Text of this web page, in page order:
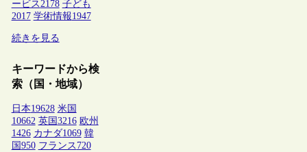
ービス 2178 子ども
2017 学術情報1947
続きを見る
キーワードから検
索（国・地域）
日本19628 米国
10662 英国 3216 欧州
1426 カナダ1069 韓
国 950 フランス 720